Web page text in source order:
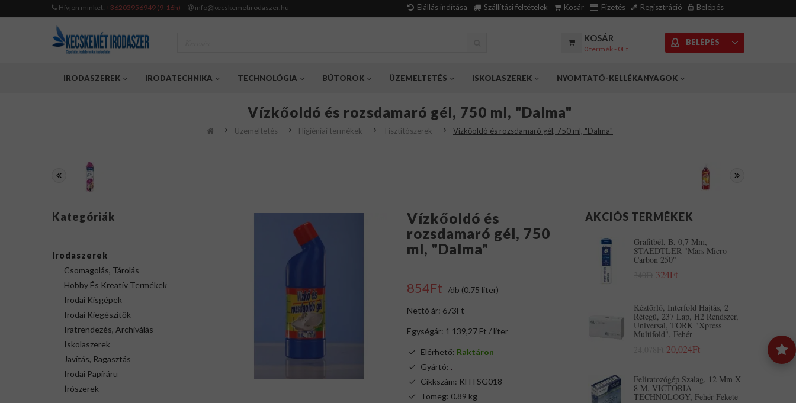
Hívjon minket: +36203956949 (9-16h) info@kecskemetirodaszer.hu Elállás indítása Szállítási feltételek Kosár Fizetés Regisztráció Belépés
KOSÁR
0 termék - 0Ft
BELÉPÉS
IRODASZEREK IRODATECHNIKA TECHNOLÓGIA BÚTOROK ÜZEMELTETÉS ISKOLASZEREK NYOMTATÓ-KELLÉKANYAGOK
Vízkőoldó és rozsdamaró gél, 750 ml, "Dalma"
Üzemeltetés Higiéniai termékek Tisztítószerek Vízkőoldó és rozsdamaró gél, 750 ml, "Dalma"
Kategóriák
Irodaszerek
Csomagolás, Tárolás
Hobby És Kreatív Termékek
Irodai Kisgépek
Irodai Kiegészítők
Iratrendezés, Archiválás
Iskolaszerek
Javítás, Ragasztás
Irodai Papíráru
Írószerek
Vízkőoldó és
rozsdamaró gél, 750
ml, "Dalma"
854Ft /db (0.75 liter)
Nettó ár: 673Ft
Egységár: 1 139,27 Ft / liter
Elérhető: Raktáron
Gyártó: .
Cikkszám: KHTSG018
Tömeg: 0.89 kg
AKCIÓS TERMÉKEK
Grafitbél, B, 0,7 Mm,
STAEDTLER "Mars Micro
Carbon 250"
324Ft
Kéztörlő, Interfold Hajtás, 2
Rétegű, 237 Lap, H2 Rendszer,
Universal, TORK "Xpress
Multifold", Fehér
20,024Ft
Feliratozógép Szalag, 12 Mm X
8 M, VICTORIA
TECHNOLOGY, Fehér-Fekete